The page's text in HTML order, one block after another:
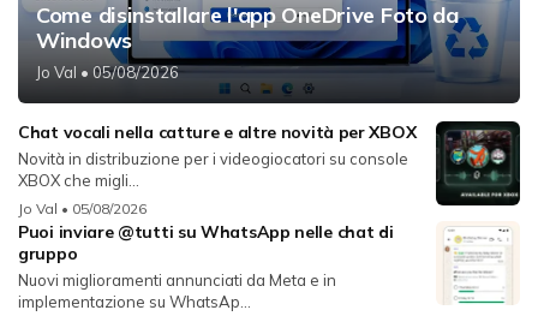
Come disinstallare l'app OneDrive Foto da
Windows
Jo Val • 05/08/2026
Chat vocali nella catture e altre novità per XBOX
Novità in distribuzione per i videogiocatori su console
XBOX che migli...
Jo Val • 05/08/2026
Puoi inviare @tutti su WhatsApp nelle chat di
gruppo
Nuovi miglioramenti annunciati da Meta e in
implementazione su WhatsAp...